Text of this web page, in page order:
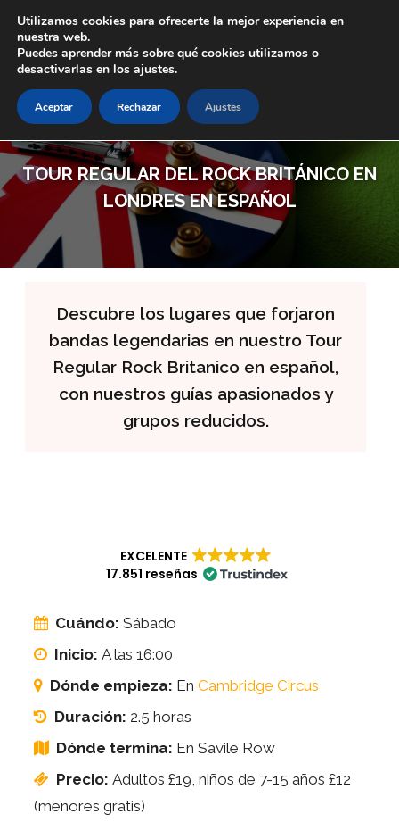
TOUR REGULAR DEL ROCK BRITÁNICO EN
LONDRES EN ESPAÑOL
Descubre los lugares que forjaron
bandas legendarias en nuestro Tour
Regular Rock Britanico en español,
con nuestros guías apasionados y
grupos reducidos.
EXCELENTE
17.851 reseñas
Cuándo: Sábado
Inicio: A las 16:00
Dónde empieza: En Cambridge Circus
Duración: 2.5 horas
Dónde termina: En Savile Row
Precio: Adultos £19, niños de 7-15 años £12
(menores gratis)
Utilizamos cookies para ofrecerte la mejor experiencia en
nuestra web.
Puedes aprender más sobre qué cookies utilizamos o
desactivarlas en los ajustes.
Aceptar Rechazar Ajustes